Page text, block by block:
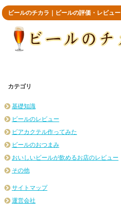
ビールのチカラ｜ビールの評価・レビュー
カテゴリ
基礎知識
ビールのレビュー
ビアカクテル作ってみた
ビールのおつまみ
おいしいビールが飲めるお店のレビュー
その他
サイトマップ
運営会社